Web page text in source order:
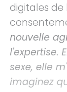
digitales de
nouvelle
l'expertise.
sexe, elle
imaginez